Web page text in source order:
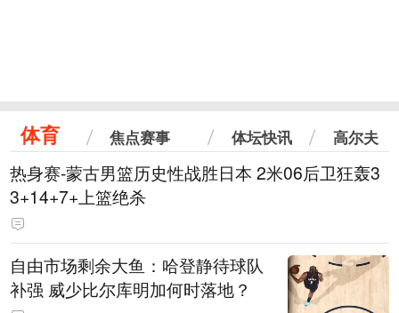
体育 焦点赛事 体坛快讯 高尔夫
热身赛-蒙古男篮历史性战胜日本 2米06后卫狂轰3
3+14+7+上篮绝杀
自由市场剩余大鱼：哈登静待球队
补强 威少比尔库明加何时落地？